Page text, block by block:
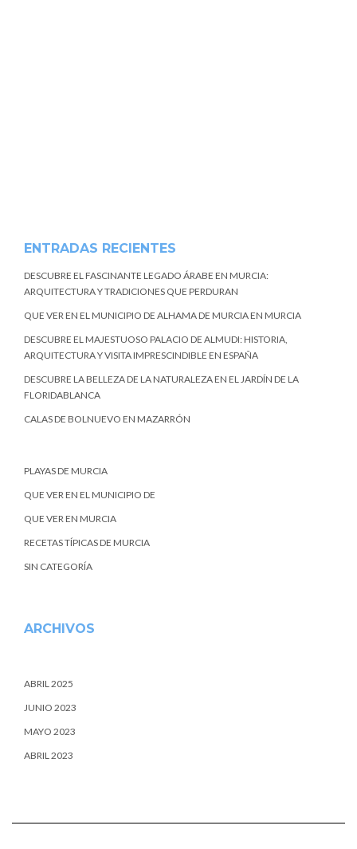
ENTRADAS RECIENTES
DESCUBRE EL FASCINANTE LEGADO ÁRABE EN MURCIA:
ARQUITECTURA Y TRADICIONES QUE PERDURAN
QUE VER EN EL MUNICIPIO DE ALHAMA DE MURCIA EN MURCIA
DESCUBRE EL MAJESTUOSO PALACIO DE ALMUDI: HISTORIA,
ARQUITECTURA Y VISITA IMPRESCINDIBLE EN ESPAÑA
DESCUBRE LA BELLEZA DE LA NATURALEZA EN EL JARDÍN DE LA
FLORIDABLANCA
CALAS DE BOLNUEVO EN MAZARRÓN
PLAYAS DE MURCIA
QUE VER EN EL MUNICIPIO DE
QUE VER EN MURCIA
RECETAS TÍPICAS DE MURCIA
SIN CATEGORÍA
ARCHIVOS
ABRIL 2025
JUNIO 2023
MAYO 2023
ABRIL 2023